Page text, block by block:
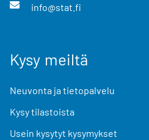
info@stat.fi
Kysy meiltä
Neuvonta ja tietopalvelu
Kysy tilastoista
Usein kysytyt kysymykset